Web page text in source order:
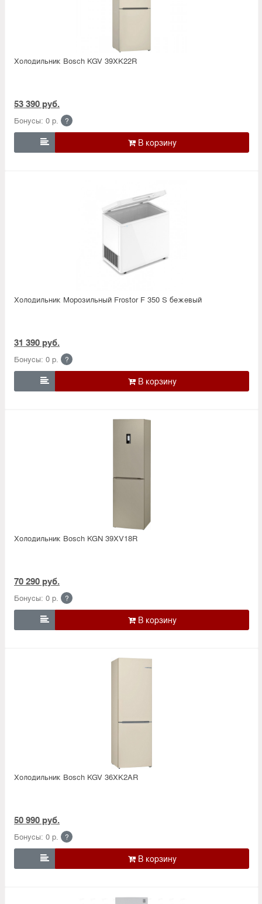
Холодильник Bosсh KGV 39XK22R
53 390 руб.
Бонусы: 0 р. ?

Холодильник Морозильный Frostor F 350 S бежевый
31 390 руб.
Бонусы: 0 р. ?

Холодильник Bosсh KGN 39XV18R
70 290 руб.
Бонусы: 0 р. ?

Холодильник Bosсh KGV 36XK2AR
50 990 руб.
Бонусы: 0 р. ?
